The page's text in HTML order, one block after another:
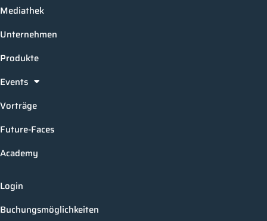
Mediathek
Unternehmen
Produkte
Events
Vorträge
Future-Faces
Academy
Login
Buchungsmöglichkeiten